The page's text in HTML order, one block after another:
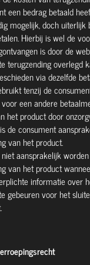
een bedrag betaald
mogelijk, doch uiterlijk
Hierbij is wel de
is door de
terugzending overlegd
via dezelfde
tenzij de
een andere
het product door
de consument
van het product.
aansprakelijk
van het product
informatie over
gebeuren voor het